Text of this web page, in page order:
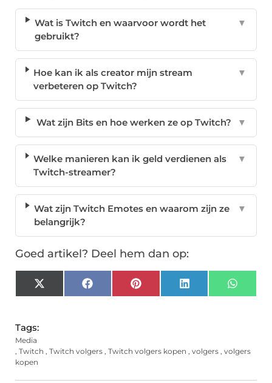
Wat is Twitch en waarvoor wordt het
gebruikt?
▼
Hoe kan ik als creator mijn stream
verbeteren op Twitch?
▼
Wat zijn Bits en hoe werken ze op Twitch? ▼
Welke manieren kan ik geld verdienen als
Twitch-streamer?
▼
Wat zijn Twitch Emotes en waarom zijn ze
belangrijk?
▼
Goed artikel? Deel hem dan op:
X
(Twitter)
FacebookPinterest LinkedIn
Tags:
Media
, Twitch , Twitch volgers , Twitch volgers kopen , volgers , volgers
kopen